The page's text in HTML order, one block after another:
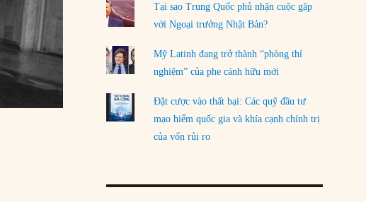
Tại sao Trung Quốc phủ nhận cuộc gặp
với Ngoại trưởng Nhật Bản?
Mỹ Latinh đang trở thành “phòng thí
nghiệm” của phe cánh hữu mới
Đặt cược vào thất bại: Các quỹ đầu tư
mạo hiểm quốc gia và khía cạnh chính trị
của vốn rủi ro